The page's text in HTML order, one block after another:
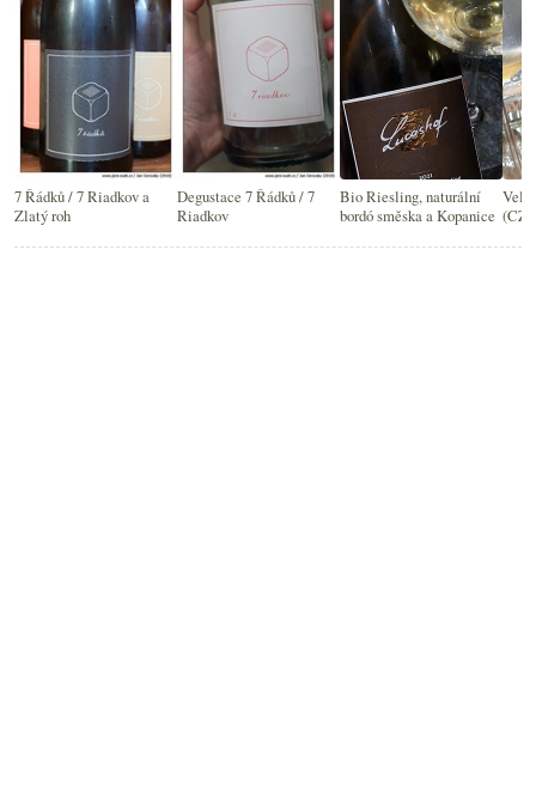
7 Řádků / 7 Riadkov a
Zlatý roh
Degustace 7 Řádků / 7
Riadkov
Bio Riesling, naturální
bordó směska a Kopanice (CZ)